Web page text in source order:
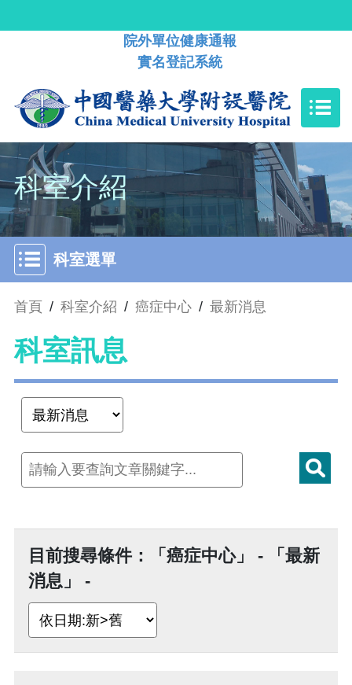
院外單位健康通報
實名登記系統
科室介紹
科室選單
首頁 / 科室介紹 / 癌症中心 / 最新消息
科室訊息
目前搜尋條件：「癌症中心」 - 「最新
消息」 -